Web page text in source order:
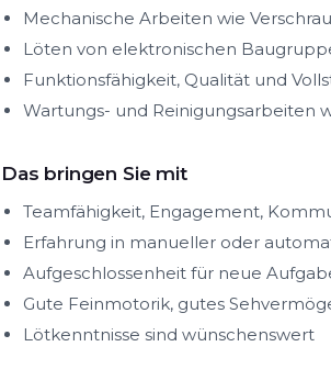
Mechanische Arbeiten wie
Löten von elektronischen
Funktionsfähigkeit, Qualität und
Wartungs- und Reinigungsarbeiten
Das bringen Sie mit
Teamfähigkeit, Engagement,
Erfahrung in manueller oder
Aufgeschlossenheit für neue
Gute Feinmotorik, gutes
Lötkenntnisse sind wünschenswert